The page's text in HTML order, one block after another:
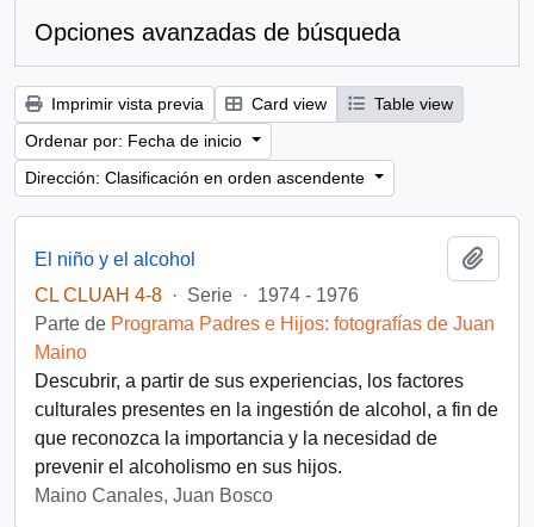
Opciones avanzadas de búsqueda
Imprimir vista previa Card view
Table view
Ordenar por: Fecha de inicio
Dirección: Clasificación en orden ascendente
El niño y el alcohol
CL CLUAH 4-8 · Serie · 1974 - 1976
Parte de Programa Padres e Hijos: fotografías de Juan
Maino
Descubrir, a partir de sus experiencias, los factores
culturales presentes en la ingestión de alcohol, a fin de
que reconozca la importancia y la necesidad de
prevenir el alcoholismo en sus hijos.
Maino Canales, Juan Bosco